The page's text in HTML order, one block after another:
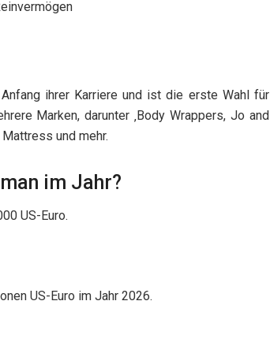
ihrer Karriere und ist die erste Wahl für
Marken, darunter ‚Body Wrappers, Jo and
und mehr.
im Jahr?
US-Euro.
US-Euro im Jahr 2026.